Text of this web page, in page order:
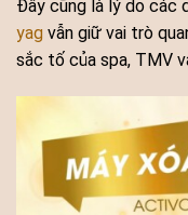
Đây cũng là lý do các
yag vẫn giữ vai trò
sắc tố của spa, TMV